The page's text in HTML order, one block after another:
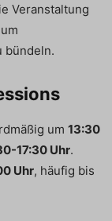
Veranstaltung
bündeln.
um 13:30
17:30 Uhr.
Uhr, häufig bis